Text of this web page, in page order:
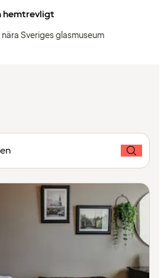
hemtrevligt
Sveriges glasmuseum